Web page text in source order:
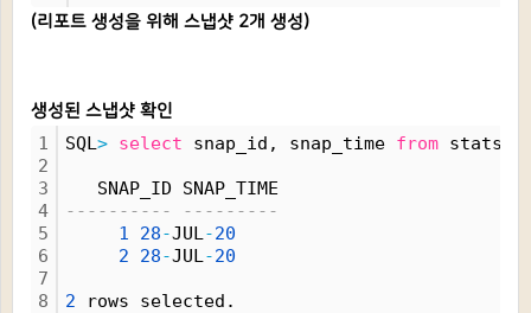
(리포트 생성을 위해 스냅샷 2개 생성)
생성된 스냅샷 확인
1
2
3
4
5
6
7
8
SQL> select snap_id, snap_time from
SNAP_ID SNAP_TIME
---------- ---------
1
28-JUL-20
2
28-JUL-20
2 rows selected.